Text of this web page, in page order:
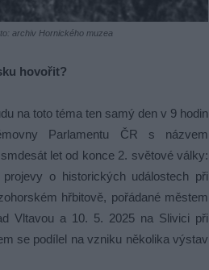
archiv Hornického muzea
hovořit?
na toto téma ten samý den v 9 hodin
Parlamentu ČR s názvem
let od konce 2. světové války:
o historických událostech při
hřbitově, pořádané městem
Vltavou a 10. 5. 2025 na Slivici při
se podílel na vzniku několika výstav